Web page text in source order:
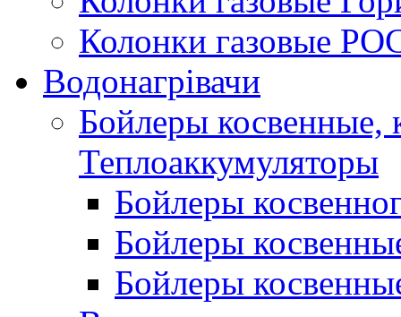
Колонки газовые
Водонагрівачи
Бойлеры косвенные,
Теплоаккумуляторы
Бойлеры
Бойлеры
Бойлеры